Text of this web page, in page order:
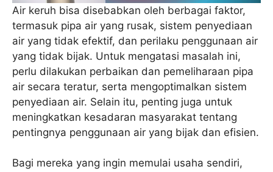
Air keruh bisa disebabkan oleh berbagai faktor,
termasuk pipa air yang rusak, sistem penyediaan
air yang tidak efektif, dan perilaku penggunaan air
yang tidak bijak. Untuk mengatasi masalah ini,
perlu dilakukan perbaikan dan pemeliharaan pipa
air secara teratur, serta mengoptimalkan sistem
penyediaan air. Selain itu, penting juga untuk
meningkatkan kesadaran masyarakat tentang
pentingnya penggunaan air yang bijak dan efisien.
Bagi mereka yang ingin memulai usaha sendiri,